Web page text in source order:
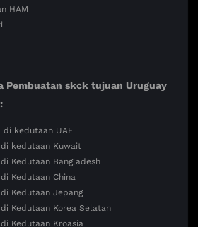
HAM
Pembuatan skck tujuan Uruguay
di kedutaan UAE
di kedutaan Kuwait
Kedutaan Bangladesh
Kedutaan China
Kedutaan Jepang
Kedutaan Korea Selatan
Kedutaan Kroasia